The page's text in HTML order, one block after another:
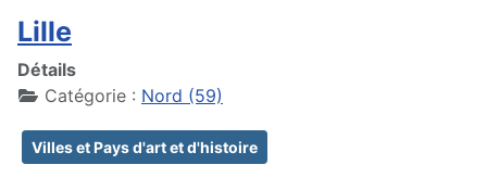
Lille
Détails
Catégorie : Nord (59)
Villes et Pays d'art et d'histoire